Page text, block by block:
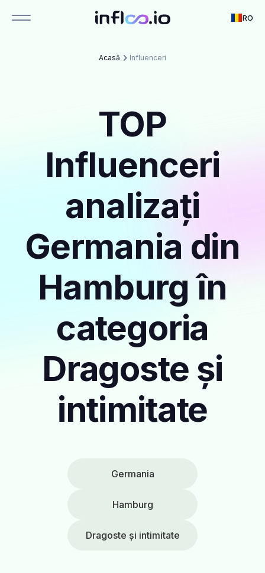
RO
Acasă Influenceri
TOP
Influenceri
analizați
Germania din
Hamburg în
categoria
Dragoste și
intimitate
Germania
Hamburg
Dragoste și intimitate